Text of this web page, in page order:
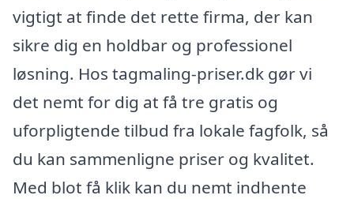
vigtigt at finde det rette firma, der kan
sikre dig en holdbar og professionel
løsning. Hos tagmaling-priser.dk gør vi
det nemt for dig at få tre gratis og
uforpligtende tilbud fra lokale fagfolk, så
du kan sammenligne priser og kvalitet.
Med blot få klik kan du nemt indhente